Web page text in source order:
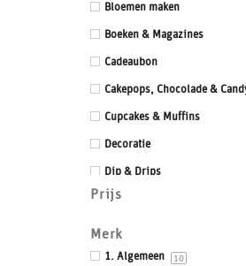
Bloemen maken
Boeken & Magazines
Cadeaubon
Cakepops, Chocolade &
Cupcakes & Muffins
Decoratie
Dip & Drips
Dozen & Dummies
Drums & Boards
Eetbaar kant
Prijs
Merk
1. Algemeen 10